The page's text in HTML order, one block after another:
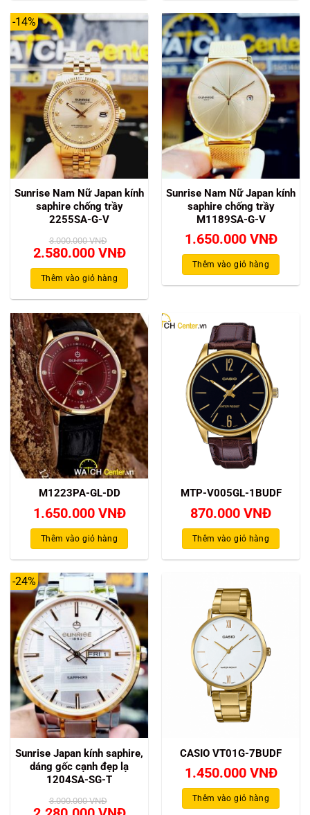
-14%
Sunrise Nam Nữ Japan kính
saphire chống trầy
2255SA-G-V
3.000.000VNĐ
Giá
gốc
là:
3.000.000 VNĐ.
2.580.000 VNĐGiá
hiện
là:
Thêm vào giỏ hàng
Sunrise Nam Nữ Japan kính
saphire chống trầy
M1189SA-G-V
1.650.000 VNĐ
Thêm vào giỏ hàng
M1223PA-GL-DD
1.650.000 VNĐ
Thêm vào giỏ hàng
MTP-V005GL-1BUDF
870.000 VNĐ
Thêm vào giỏ hàng
-24%
Sunrise Japan kính saphire,
dáng gốc cạnh đẹp lạ
1204SA-SG-T
3.000.000VNĐ
CASIO VT01G-7BUDF
1.450.000 VNĐ
Thêm vào giỏ hàng